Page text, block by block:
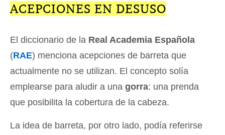
ACEPCIONES EN DESUSO
El diccionario de la Real Academia Española
(RAE) menciona acepciones de barreta que
actualmente no se utilizan. El concepto solía
emplearse para aludir a una gorra: una prenda
que posibilita la cobertura de la cabeza.
La idea de barreta, por otro lado, podía referirse